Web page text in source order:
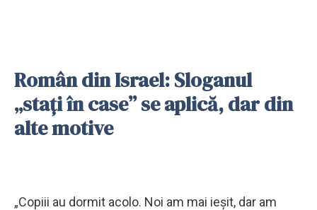
Român din Israel: Sloganul
„staţi în case” se aplică, dar din
alte motive
„Copiii au dormit acolo. Noi am mai ieșit, dar am